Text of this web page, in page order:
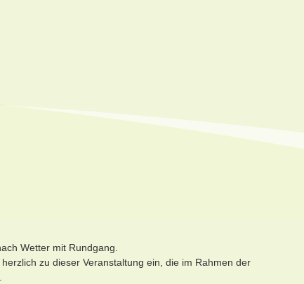
Wetter mit Rundgang.
zu dieser Veranstaltung ein, die im Rahmen der